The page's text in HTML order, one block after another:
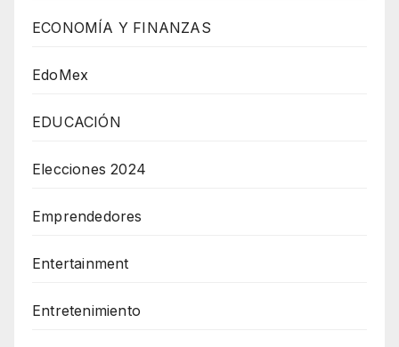
ECONOMÍA Y FINANZAS
EdoMex
EDUCACIÓN
Elecciones 2024
Emprendedores
Entertainment
Entretenimiento